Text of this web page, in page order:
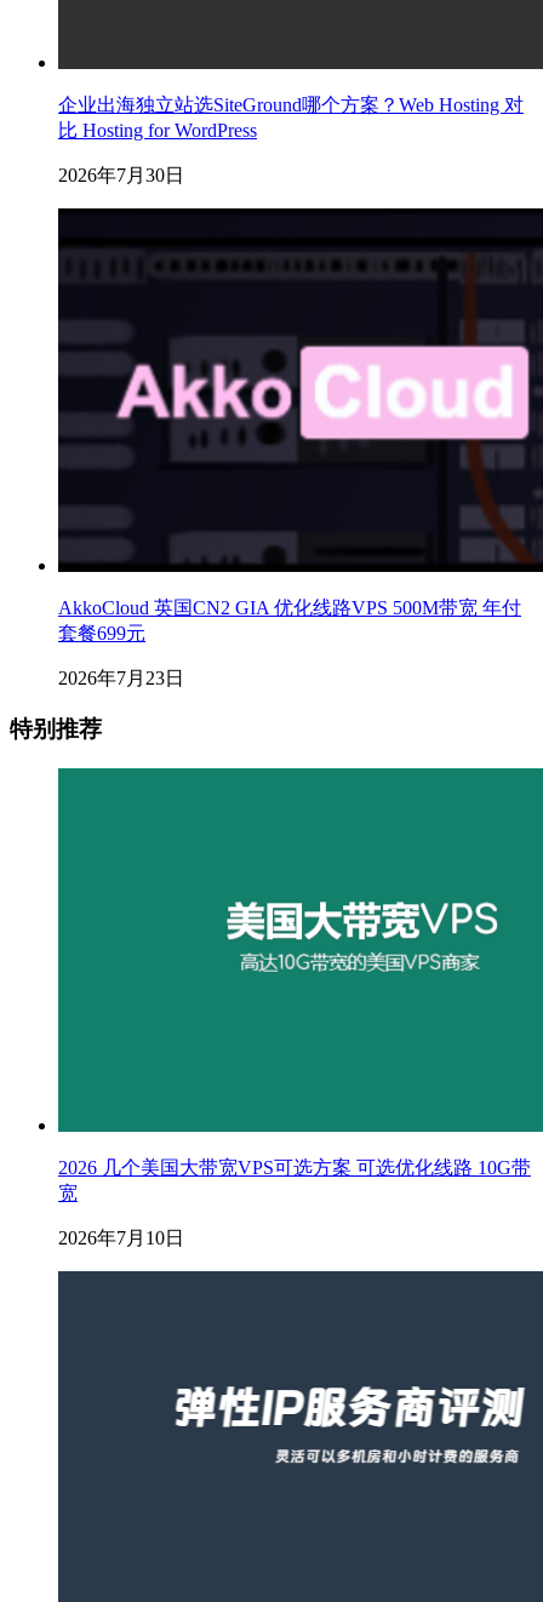
企业出海独立站选SiteGround哪个方案？Web Hosting 对
比 Hosting for WordPress
2026年7月30日
AkkoCloud 英国CN2 GIA 优化线路VPS 500M带宽 年付
套餐699元
2026年7月23日
特别推荐
2026 几个美国大带宽VPS可选方案 可选优化线路 10G带
宽
2026年7月10日